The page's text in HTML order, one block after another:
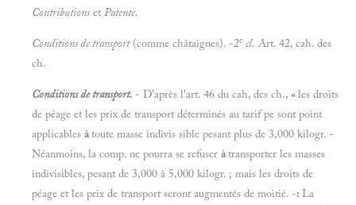
Contributions etPatente.
Conditions de transport(comme châtaignes). -2e cl. Art. 42, cah. des
ch.
Conditions de transport. - D'après l'art. 46 du cah, des ch., «les droits
de péage et les prix de transport déterminés au tarif pe sont point
applicables àtoute masse indivis sible pesant plus de 3,000 kilogr. -
Néanmoins, la comp. ne pourra se refuser àtransporter les masses
indivisibles, pesant de 3,000 à 5,000 kilogr. ; mais les droits de
péage et les prix de transport seront augmentés de moitié. -: La